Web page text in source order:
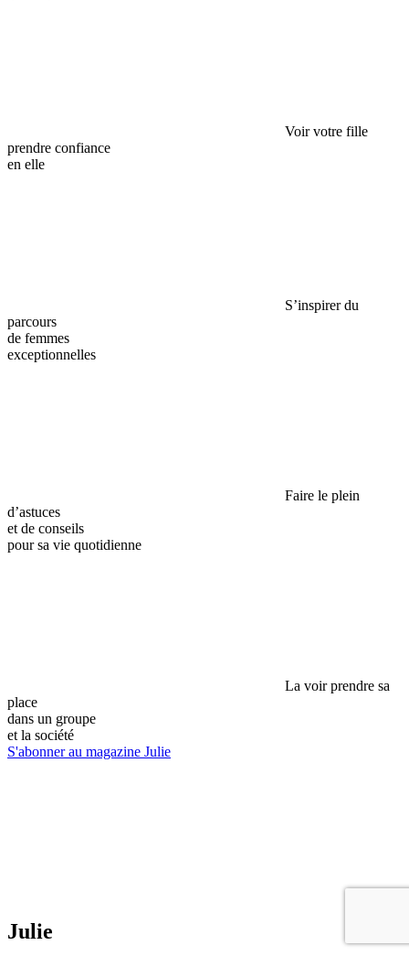
Voir votre fille
prendre confiance
en elle
S’inspirer du
parcours
de femmes
exceptionnelles
Faire le plein
d’astuces
et de conseils
pour sa vie quotidienne
La voir prendre sa
place
dans un groupe
et la société
S'abonner au magazine Julie
Julie